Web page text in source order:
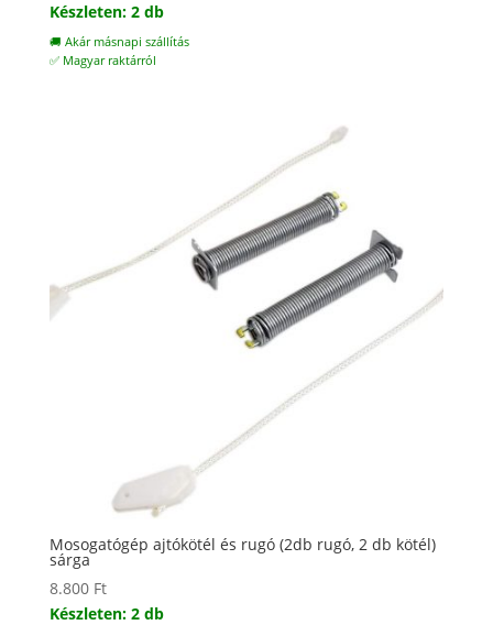
Készleten: 2 db
🚚 Akár másnapi szállítás
✅ Magyar raktárról
Mosogatógép ajtókötél és rugó (2db rugó, 2 db kötél)
sárga
8.800 Ft
Készleten: 2 db